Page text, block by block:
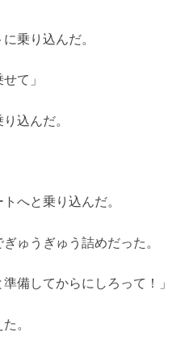
乗り込んだ。
て」
込んだ。
へと乗り込んだ。
ゅうぎゅう詰めだった。
備してからにしろって！」
。